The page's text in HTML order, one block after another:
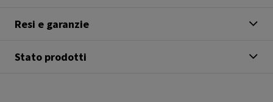
Resi e garanzie
Stato prodotti